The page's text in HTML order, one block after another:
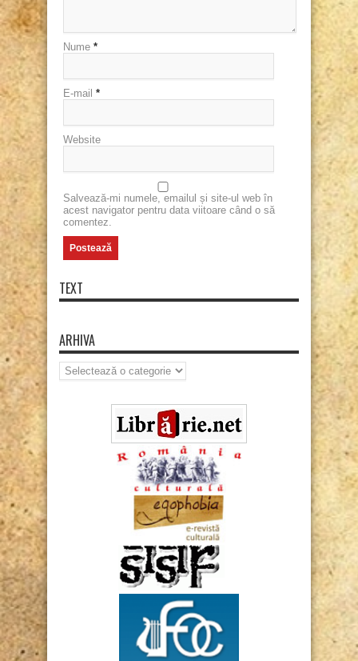
Nume *
E-mail *
Website
Salvează-mi numele, emailul și site-ul web în
acest navigator pentru data viitoare când o să
comentez.
TEXT
ARHIVA
Arhiva